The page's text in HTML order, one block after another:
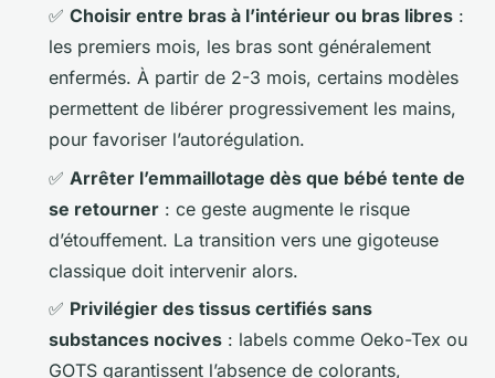
✅ Choisir entre bras à l’intérieur ou bras libres :
les premiers mois, les bras sont généralement
enfermés. À partir de 2-3 mois, certains modèles
permettent de libérer progressivement les mains,
pour favoriser l’autorégulation.
✅ Arrêter l’emmaillotage dès que bébé tente de
se retourner : ce geste augmente le risque
d’étouffement. La transition vers une gigoteuse
classique doit intervenir alors.
✅ Privilégier des tissus certifiés sans
substances nocives : labels comme Oeko-Tex ou
GOTS garantissent l’absence de colorants,